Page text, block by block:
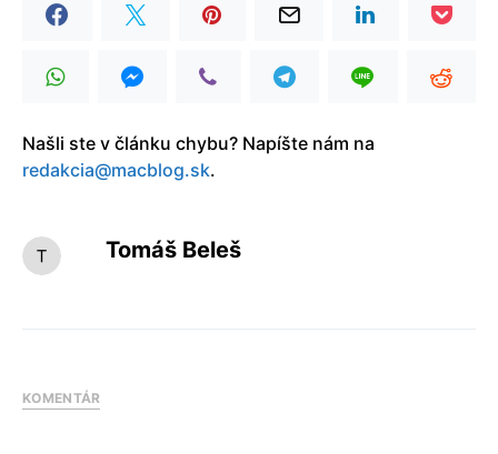
Našli ste v článku chybu? Napíšte nám na
redakcia@macblog.sk.
Tomáš Beleš
KOMENTÁR